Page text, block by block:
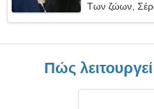
Των ζώων,
Πώς